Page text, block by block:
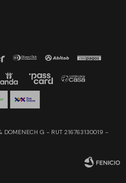
G - RUT 216763130019 -